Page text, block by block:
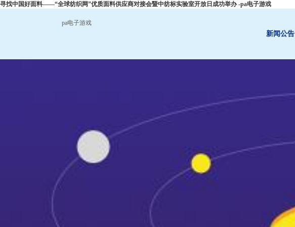
寻找中国好面料——“全球纺织网”优质面料供应商对接会暨中纺标实验室开放日成功举办 -pa电子游戏
pa电子游戏
新闻公告